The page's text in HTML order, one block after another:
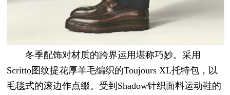
冬季配饰对材质的跨界运用堪称巧妙。采用
Scritto图纹提花厚羊毛编织的Toujours XL托特包，以
毛毯式的滚边作点缀。受到Shadow针织面料运动鞋的